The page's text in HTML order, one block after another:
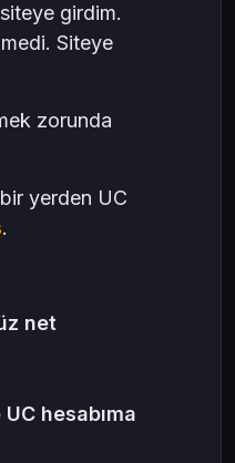
girdim.
Siteye
zorunda
yerden UC
.
net
hesabıma